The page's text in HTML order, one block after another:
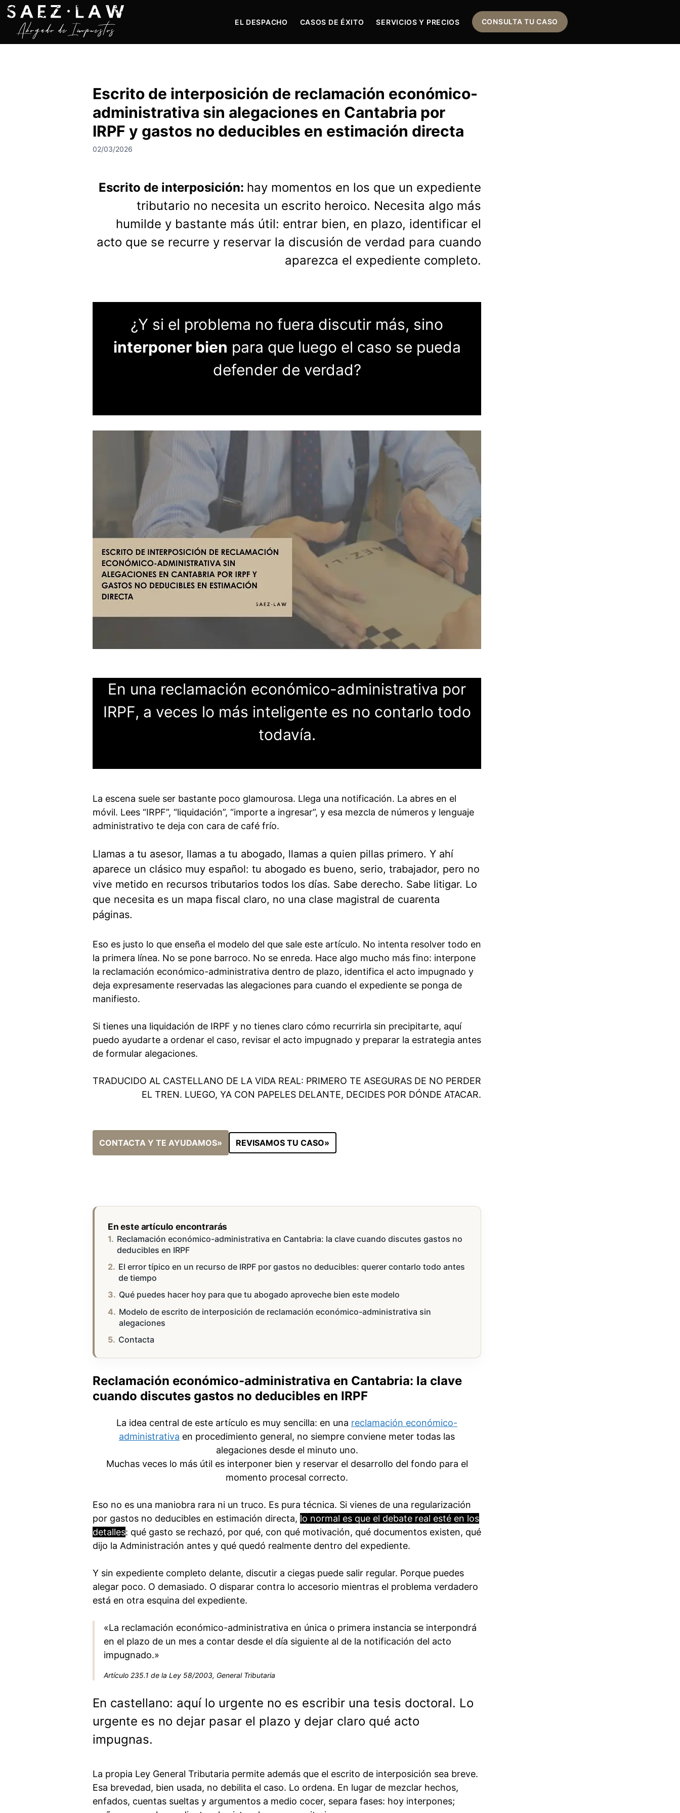
t
EL DESPACHO CASOS DE ÉXITO SERVICIOS Y PRECIOS CONSULTA TU CASO
Escrito de interposición de reclamación económico-
administrativa sin alegaciones en Cantabria por
IRPF y gastos no deducibles en estimación directa
02/03/2026
Escrito de interposición: hay momentos en los que un expediente
tributario no necesita un escrito heroico. Necesita algo más
humilde y bastante más útil: entrar bien, en plazo, identificar el
acto que se recurre y reservar la discusión de verdad para cuando
aparezca el expediente completo.
¿Y si el problema no fuera discutir más, sino
interponer bien para que luego el caso se pueda
defender de verdad?
En una reclamación económico-administrativa por
IRPF, a veces lo más inteligente es no contarlo todo
todavía.
La escena suele ser bastante poco glamourosa. Llega una notificación. La abres en el
móvil. Lees “IRPF”, “liquidación”, “importe a ingresar”, y esa mezcla de números y lenguaje
administrativo te deja con cara de café frío.
Llamas a tu asesor, llamas a tu abogado, llamas a quien pillas primero. Y ahí
aparece un clásico muy español: tu abogado es bueno, serio, trabajador, pero no
vive metido en recursos tributarios todos los días. Sabe derecho. Sabe litigar. Lo
que necesita es un mapa fiscal claro, no una clase magistral de cuarenta
páginas.
Eso es justo lo que enseña el modelo del que sale este artículo. No intenta resolver todo en
la primera línea. No se pone barroco. No se enreda. Hace algo mucho más fino: interpone
la reclamación económico-administrativa dentro de plazo, identifica el acto impugnado y
deja expresamente reservadas las alegaciones para cuando el expediente se ponga de
manifiesto.
Si tienes una liquidación de IRPF y no tienes claro cómo recurrirla sin precipitarte, aquí
puedo ayudarte a ordenar el caso, revisar el acto impugnado y preparar la estrategia antes
de formular alegaciones.
TRADUCIDO AL CASTELLANO DE LA VIDA REAL: PRIMERO TE ASEGURAS DE NO PERDER
EL TREN. LUEGO, YA CON PAPELES DELANTE, DECIDES POR DÓNDE ATACAR.
CONTACTA Y TE AYUDAMOS» REVISAMOS TU CASO»
En este artículo encontrarás
Reclamación económico-administrativa en Cantabria: la clave cuando discutes gastos no
deducibles en IRPF
El error típico en un recurso de IRPF por gastos no deducibles: querer contarlo todo antes
de tiempo
Qué puedes hacer hoy para que tu abogado aproveche bien este modelo
Modelo de escrito de interposición de reclamación económico-administrativa sin
alegaciones
Contacta
Reclamación económico-administrativa en Cantabria: la clave
cuando discutes gastos no deducibles en IRPF
La idea central de este artículo es muy sencilla: en una reclamación económico-
administrativa en procedimiento general, no siempre conviene meter todas las
alegaciones desde el minuto uno.
Muchas veces lo más útil es interponer bien y reservar el desarrollo del fondo para el
momento procesal correcto.
Eso no es una maniobra rara ni un truco. Es pura técnica. Si vienes de una regularización
por gastos no deducibles en estimación directa, lo normal es que el debate real esté en los
detalles: qué gasto se rechazó, por qué, con qué motivación, qué documentos existen, qué
dijo la Administración antes y qué quedó realmente dentro del expediente.
Y sin expediente completo delante, discutir a ciegas puede salir regular. Porque puedes
alegar poco. O demasiado. O disparar contra lo accesorio mientras el problema verdadero
está en otra esquina del expediente.
«La reclamación económico-administrativa en única o primera instancia se interpondrá
en el plazo de un mes a contar desde el día siguiente al de la notificación del acto
impugnado.»
Artículo 235.1 de la Ley 58/2003, General Tributaria
En castellano: aquí lo urgente no es escribir una tesis doctoral. Lo
urgente es no dejar pasar el plazo y dejar claro qué acto
impugnas.
La propia Ley General Tributaria permite además que el escrito de interposición sea breve.
Esa brevedad, bien usada, no debilita el caso. Lo ordena. En lugar de mezclar hechos,
enfados, cuentas sueltas y argumentos a medio cocer, separa fases: hoy interpones;